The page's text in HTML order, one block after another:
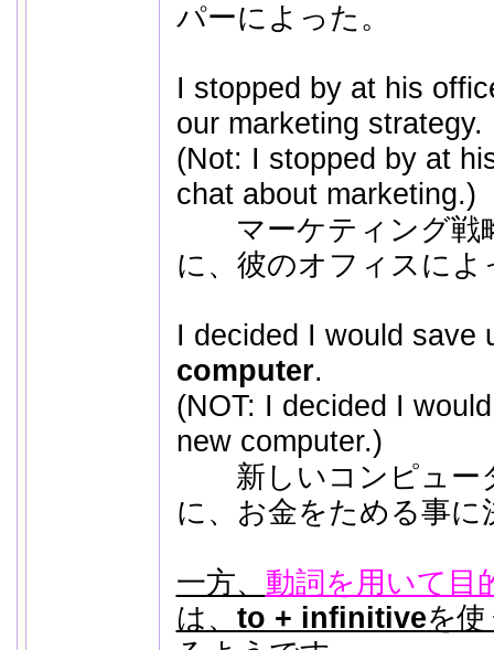
パーによった。
I stopped by at his
our marketing strategy.
(Not: I stopped by at
chat about marketing.)
マーケティング戦
に、彼のオフィスによ
I decided I would save
computer.
(NOT: I decided I
new computer.)
新しいコンピュー
に、お金をためる事に
一方、 動詞を用いて目
は、 to + infinitiveを